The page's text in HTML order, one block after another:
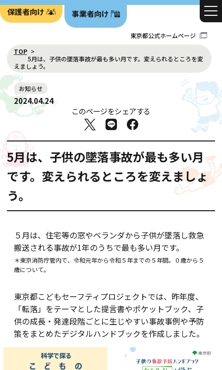
保護者向け 事業者向け
東京都公式ホームページ
TOP
5月は、子供の墜落事故が最も多い月です。変えられるところを変
えましょう。
お知らせ
2024.04.24
このページをシェアする
5月は、子供の墜落事故が最も多い月
です。変えられるところを変えましょ
う。
５月は、住宅等の窓やベランダから子供が墜落し救急
搬送される事故が1年のうちで最も多い月です。
＊東京消防庁管内で、令和元年から令和５年までの５年間。０歳から５
歳について。
東京都こどもセーフティプロジェクトでは、昨年度、
「転落」をテーマとした提言書やポケットブック、子
供の成長・発達段階ごとに生じやすい事故事例や予防
策をまとめたデジタルハンドブックを作成しました。